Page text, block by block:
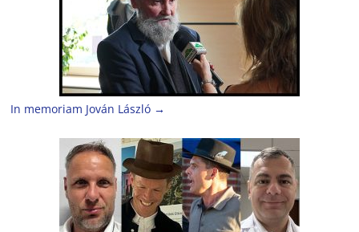
In memoriam Jován László →